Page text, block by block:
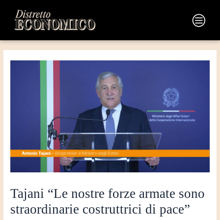
contenuto
Main
Menu
Tajani “Le nostre forze armate sono
straordinarie costruttrici di pace”
articoli